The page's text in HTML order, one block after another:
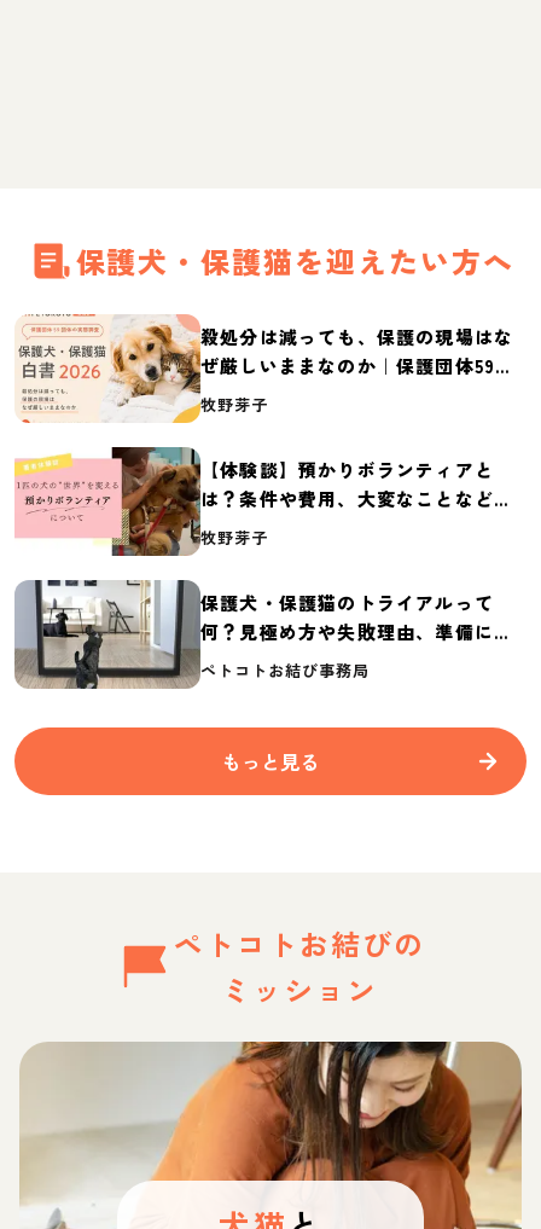
保護犬・保護猫を迎えたい方へ
殺処分は減っても、保護の現場はな
ぜ厳しいままなのか｜保護団体59団
体の実態調査【保護犬・保護猫白書
牧野芽子
【体験談】預かりボランティアと
は？条件や費用、大変なことなど紹
介
牧野芽子
保護犬・保護猫のトライアルって
何？見極め方や失敗理由、準備に必
要なものを紹介
ペトコトお結び事務局
もっと見る
ペトコトお結びの
ミッション